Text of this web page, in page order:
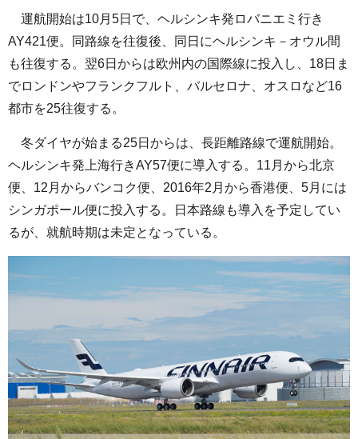
運航開始は10月5日で、ヘルシンキ発ロバニエミ行き
AY421便。同路線を往復後、同日にヘルシンキ－オウル間
も往復する。翌6日からは欧州内の国際線に投入し、18日ま
でロンドンやフランクフルト、バルセロナ、オスロなど16
都市を25往復する。
冬ダイヤが始まる25日からは、長距離路線で運航開始。
ヘルシンキ発上海行きAY57便に導入する。11月から北京
便、12月からバンコク便、2016年2月から香港便、5月には
シンガポール便に投入する。日本路線も導入を予定してい
るが、就航時期は未定となっている。